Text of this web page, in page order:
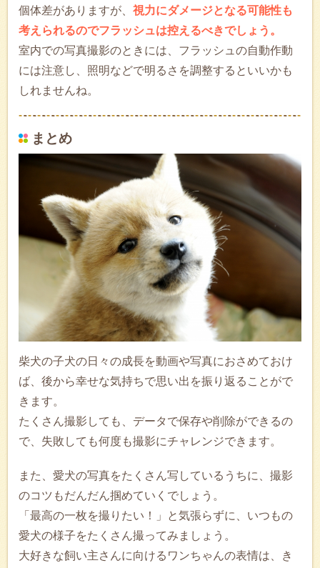
個体差がありますが、 視力にダメージとなる可能性も
考えられるのでフラッシュは控えるべきでしょう。
室内での写真撮影のときには、フラッシュの自動作動
には注意し、照明などで明るさを調整するといいかも
しれませんね。
まとめ
柴犬の子犬の日々の成長を動画や写真におさめておけ
ば、後から幸せな気持ちで思い出を振り返ることがで
きます。
たくさん撮影しても、データで保存や削除ができるの
で、失敗しても何度も撮影にチャレンジできます。
また、愛犬の写真をたくさん写しているうちに、撮影
のコツもだんだん掴めていくでしょう。
「最高の一枚を撮りたい！」と気張らずに、いつもの
愛犬の様子をたくさん撮ってみましょう。
大好きな飼い主さんに向けるワンちゃんの表情は、き